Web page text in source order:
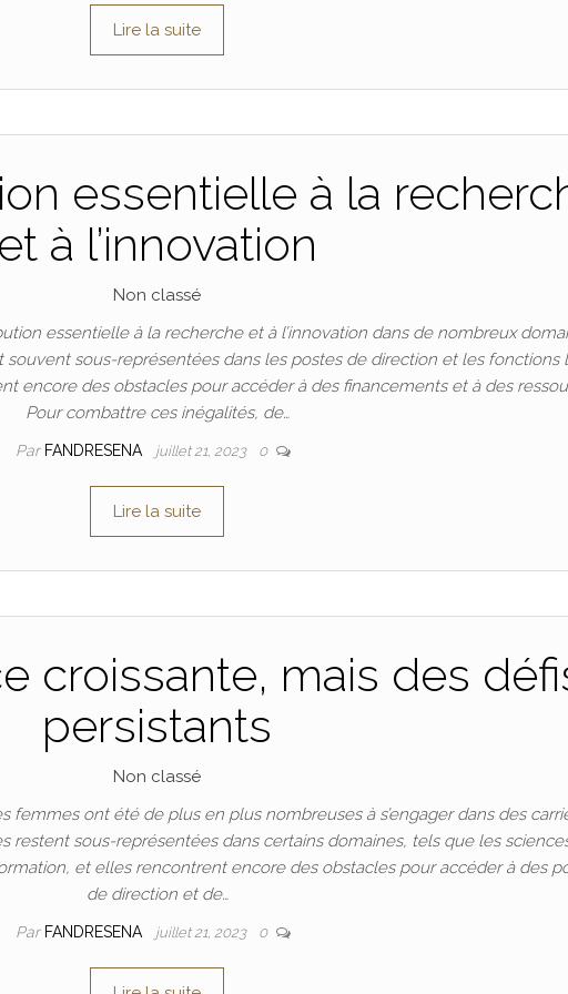
Lire la suite
essentielle à la
et à l’innovation
Non classé
essentielle à la recherche et à l’innovation dans de nombreux
souvent sous-représentées dans les postes de direction et les fonctions
encore des obstacles pour accéder à des financements et à des
Pour combattre ces inégalités, de…
Par FANDRESENA juillet 21, 2023 0
Lire la suite
croissante, mais des
persistants
Non classé
femmes ont été de plus en plus nombreuses à s’engager dans des
restent sous-représentées dans certains domaines, tels que les
et elles rencontrent encore des obstacles pour accéder à des
de direction et de…
Par FANDRESENA juillet 21, 2023 0